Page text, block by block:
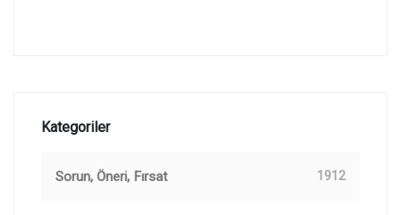
Kategoriler
Sorun, Öneri, Fırsat 1912